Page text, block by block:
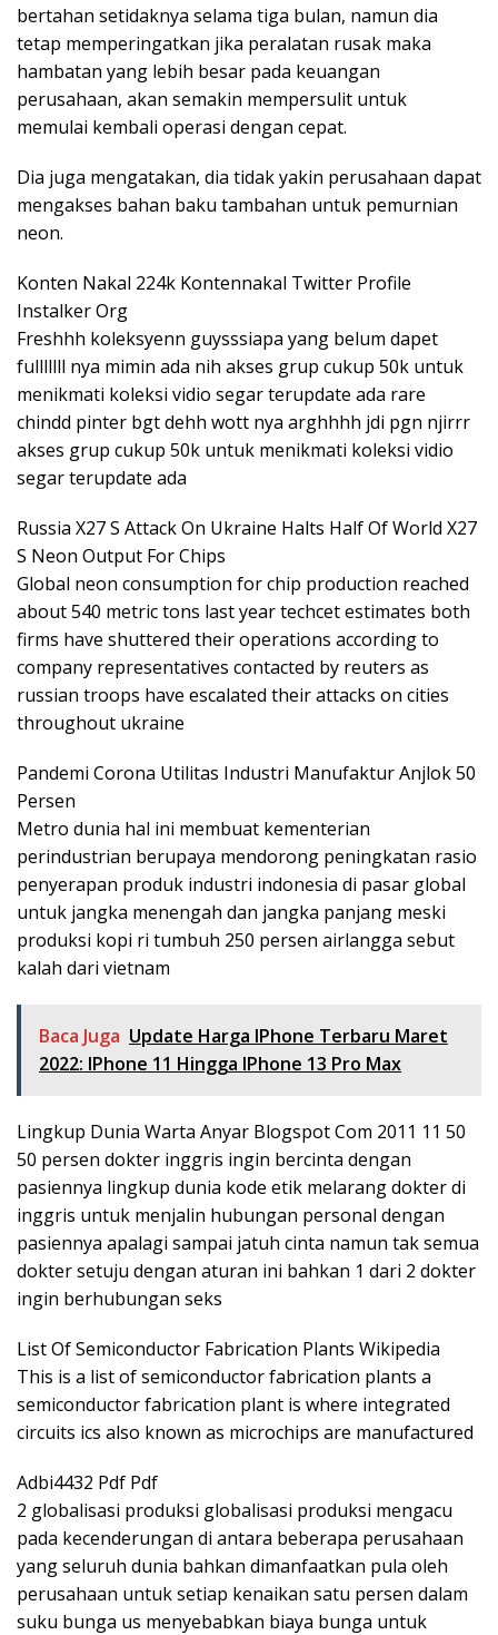
bertahan setidaknya selama tiga bulan, namun dia
tetap memperingatkan jika peralatan rusak maka
hambatan yang lebih besar pada keuangan
perusahaan, akan semakin mempersulit untuk
memulai kembali operasi dengan cepat.
Dia juga mengatakan, dia tidak yakin perusahaan dapat
mengakses bahan baku tambahan untuk pemurnian
neon.
Konten Nakal 224k Kontennakal Twitter Profile
Instalker Org
Freshhh koleksyenn guysssiapa yang belum dapet
fulllllll nya mimin ada nih akses grup cukup 50k untuk
menikmati koleksi vidio segar terupdate ada rare
chindd pinter bgt dehh wott nya arghhhh jdi pgn njirrr
akses grup cukup 50k untuk menikmati koleksi vidio
segar terupdate ada
Russia X27 S Attack On Ukraine Halts Half Of World X27
S Neon Output For Chips
Global neon consumption for chip production reached
about 540 metric tons last year techcet estimates both
firms have shuttered their operations according to
company representatives contacted by reuters as
russian troops have escalated their attacks on cities
throughout ukraine
Pandemi Corona Utilitas Industri Manufaktur Anjlok 50
Persen
Metro dunia hal ini membuat kementerian
perindustrian berupaya mendorong peningkatan rasio
penyerapan produk industri indonesia di pasar global
untuk jangka menengah dan jangka panjang meski
produksi kopi ri tumbuh 250 persen airlangga sebut
kalah dari vietnam
Baca Juga Update Harga IPhone Terbaru Maret
2022: IPhone 11 Hingga IPhone 13 Pro Max
Lingkup Dunia Warta Anyar Blogspot Com 2011 11 50
50 persen dokter inggris ingin bercinta dengan
pasiennya lingkup dunia kode etik melarang dokter di
inggris untuk menjalin hubungan personal dengan
pasiennya apalagi sampai jatuh cinta namun tak semua
dokter setuju dengan aturan ini bahkan 1 dari 2 dokter
ingin berhubungan seks
List Of Semiconductor Fabrication Plants Wikipedia
This is a list of semiconductor fabrication plants a
semiconductor fabrication plant is where integrated
circuits ics also known as microchips are manufactured
Adbi4432 Pdf Pdf
2 globalisasi produksi globalisasi produksi mengacu
pada kecenderungan di antara beberapa perusahaan
yang seluruh dunia bahkan dimanfaatkan pula oleh
perusahaan untuk setiap kenaikan satu persen dalam
suku bunga us menyebabkan biaya bunga untuk